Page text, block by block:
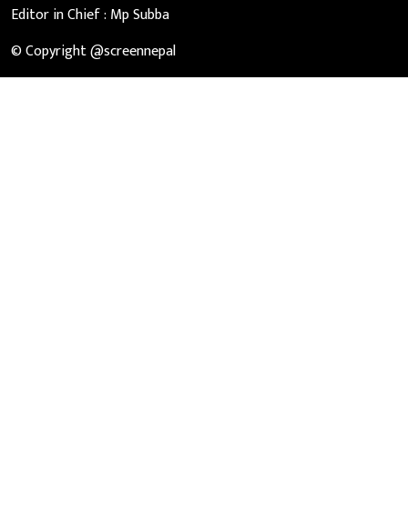
Editor in Chief : Mp Subba
© Copyright @screennepal